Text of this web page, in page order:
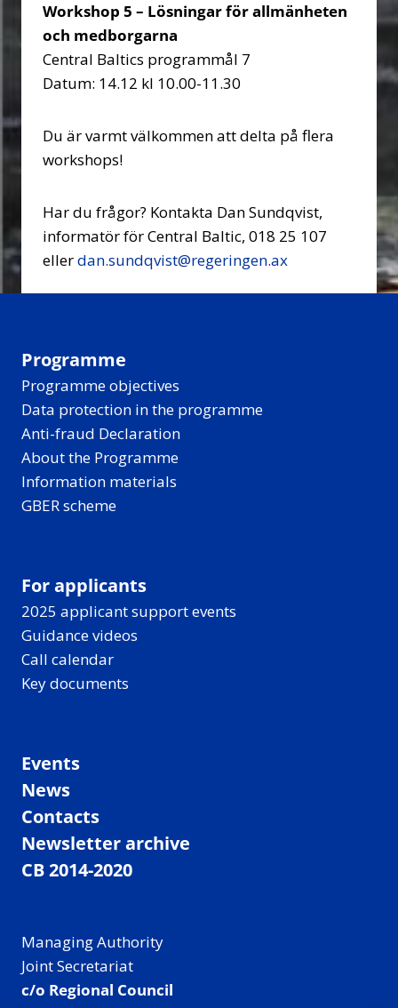
Workshop 5 – Lösningar för allmänheten
och medborgarna
Central Baltics programmål 7
Datum: 14.12 kl 10.00-11.30
Du är varmt välkommen att delta på flera
workshops!
Har du frågor? Kontakta Dan Sundqvist,
informatör för Central Baltic, 018 25 107
ellerdan.sundqvist@regeringen.ax
Programme
Programme objectives
Data protection in the programme
Anti-fraud Declaration
About the Programme
Information materials
GBER scheme
For applicants
2025 applicant support events
Guidance videos
Call calendar
Key documents
Events
News
Contacts
Newsletter archive
CB 2014-2020
Managing Authority
Joint Secretariat
c/o Regional Council